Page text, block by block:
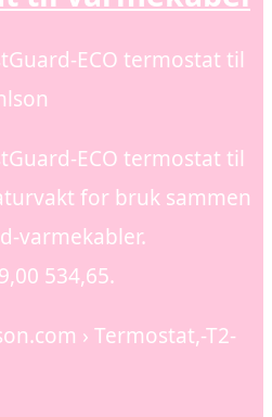
ECO termostat til
ECO termostat til
for bruk sammen
varmekabler.
534,65.
› Termostat,-T2-